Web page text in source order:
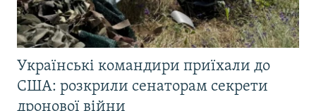
Українські командири приїхали до
США: розкрили сенаторам секрети
дронової війни